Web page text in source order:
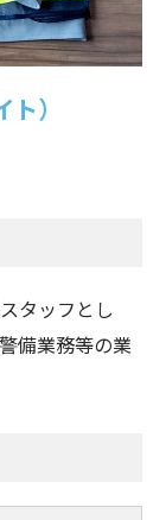
）
タッフとし
備業務等の業